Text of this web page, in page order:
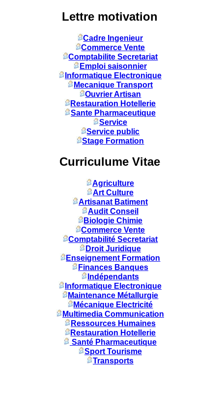
Lettre motivation
Cadre Ingenieur
Commerce Vente
Comptabilite Secretariat
Emploi saisonnier
Informatique Electronique
Mecanique Transport
Ouvrier Artisan
Restauration Hotellerie
Sante Pharmaceutique
Service
Service public
Stage Formation
Curriculume Vitae
Agriculture
Art Culture
Artisanat Batiment
Audit Conseil
Biologie Chimie
Commerce Vente
Comptabilité Secretariat
Droit Juridique
Enseignement Formation
Finances Banques
Indépendants
Informatique Electronique
Maintenance Métallurgie
Mécanique Electricité
Multimedia Communication
Ressources Humaines
Restauration Hotellerie
Santé Pharmaceutique
Sport Tourisme
Transports